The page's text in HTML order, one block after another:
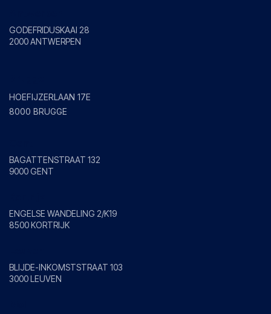
GODEFRIDUSKAAI 28
2000 ANTWERPEN
HOEFIJZERLAAN 17E
8000 BRUGGE
BAGATTENSTRAAT 132
9000 GENT
ENGELSE WANDELING 2/K19
8500 KORTRIJK
BLIJDE-INKOMSTSTRAAT 103
3000 LEUVEN